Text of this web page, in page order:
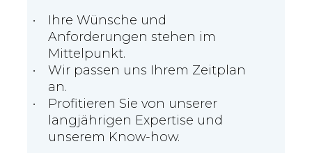
Ihre Wünsche und
Anforderungen stehen im
Mittelpunkt.
Wir passen uns Ihrem Zeitplan
an.
Profitieren Sie von unserer
langjährigen Expertise und
unserem Know-how.